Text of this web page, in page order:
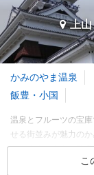
善寳寺
寺・神社・教会
3.33
訪れたトラベラーの
素晴らしいお寺
境内の一部に
記念館がつい
寒河江・東根・月
旅行時期
3～5月
6～8月
12～2月
上山
かみのやま温泉
飯豊・小国
温泉とフルーツの宝
せる街並みが魅力の
ています。市内に数
の果物が楽しめますこ